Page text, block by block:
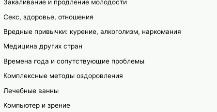
Закаливание и продление молодости
Секс, здоровье, отношения
Вредные привычки: курение, алкоголизм, наркомания
Медицина других стран
Времена года и сопутствующие проблемы
Комплексные методы оздоровления
Лечебные ванны
Компьютер и зрение